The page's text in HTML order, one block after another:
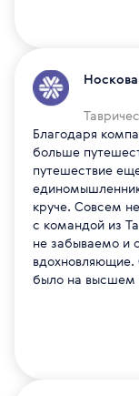
Благодаря
больше
путешествие
круче. Совсем
с командой из
не забываемо и
было на высшем